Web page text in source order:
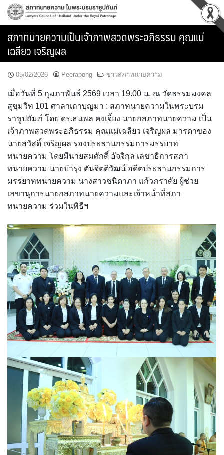
Skip
สภาทนายความเป็นเจ้าภาพสวดพระอภิธรรม คุณแม่
เฉลียว เจริญผล
05/02/2026 Peerapong ข่าวสภาทนายความ
เมื่อวันที่ 5 กุมภาพันธ์ 2569 เวลา 19.00 น. ณ วัดธรรมมงคล
สุขุมวิท 101 ศาลาเถาบุญมา : สภาทนายความในพระบรม
ราชูปถัมภ์ โดย ดร.ธนพล คงเจี้ยง นายกสภาทนายความ เป็น
เจ้าภาพสวดพระอภิธรรม คุณแม่เฉลียว เจริญผล มารดาของ
นายสวัสดิ์ เจริญผล รองประธานกรรมการมรรยาท
ทนายความ โดยมีนายสมศักดิ์ อัจจิกุล เลขาธิการสภา
ทนายความ นายบำรุง ตันจิตติวัฒน์ อดีตประธานกรรมการ
มรรยาททนายความ นางสาวชนิดาภา แก้วภราดัย ผู้ช่วย
เลขานุการนายกสภาทนายความและเจ้าหน้าที่สภา
ทนายความ ร่วมในพิธีฯ